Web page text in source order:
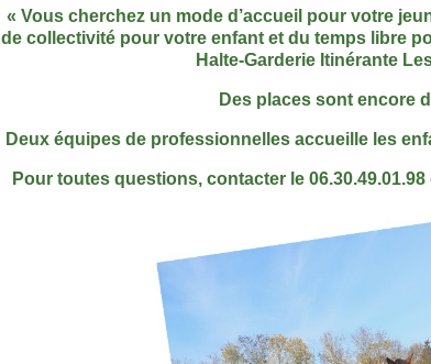
« Vous cherchez un mode d’accueil pour votre
de collectivité pour votre enfant et du temps libre
Halte-Garderie Itinérante
Des places sont encore
Deux équipes de professionnelles accueille les
Pour toutes questions, contacter le 06.30.49.01.98